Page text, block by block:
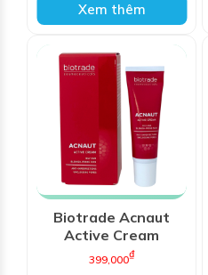
Xem thêm
Biotrade Acnaut
Active Cream
399,000₫